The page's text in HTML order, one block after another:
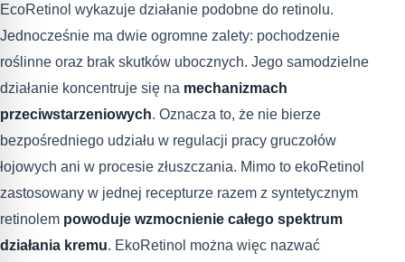
EcoRetinol wykazuje działanie podobne do retinolu.
Jednocześnie ma dwie ogromne zalety: pochodzenie
roślinne oraz brak skutków ubocznych. Jego samodzielne
działanie koncentruje się na mechanizmach
przeciwstarzeniowych. Oznacza to, że nie bierze
bezpośredniego udziału w regulacji pracy gruczołów
łojowych ani w procesie złuszczania. Mimo to ekoRetinol
zastosowany w jednej recepturze razem z syntetycznym
retinolem powoduje wzmocnienie całego spektrum
działania kremu. EkoRetinol można więc nazwać